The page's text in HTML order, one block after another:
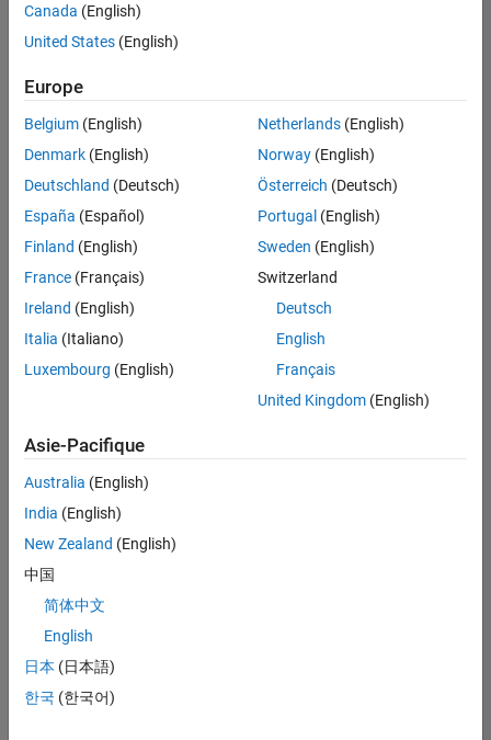
aucune
offre
d'emploi
correspondant
à vos
critères
de
recherche.
Vous
pouvez
élargir
votre
recherche
ou
afficher
l’ensemble
d'emploi.
malgré
tout
vous
trouvez
pas
d'offre
corresponde
à vos
Canada (English)
United States (English)
Europe
Belgium (English)
Denmark (English)
Deutschland (Deutsch)
España (Español)
Finland (English)
France (Français)
Ireland (English)
Italia (Italiano)
Luxembourg (English)
Netherlands(English)
Norway(English)
Österreich (Deutsch)
Portugal (English)
Sweden (English)
Switzerland
Deutsch
English
Français
United Kingdom(English)
Asie-Pacifique
Australia (English)
India (English)
New Zealand (English)
中国
简体中文
English
日本 (日本語)
한국 (한국어)